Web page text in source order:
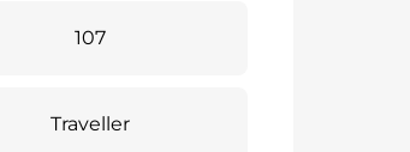
107
Traveller